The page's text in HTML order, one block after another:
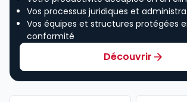
Vos processus juridiques et
Vos équipes et structures protégées
conformité
Découvrir